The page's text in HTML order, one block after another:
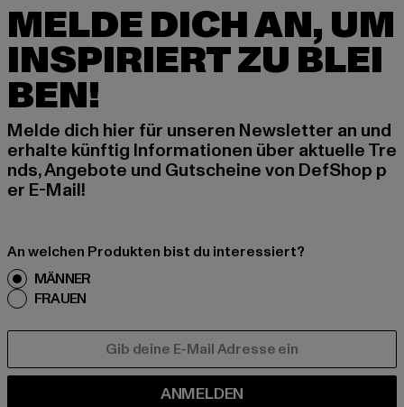
MELDE DICH AN, UM
INSPIRIERT ZU BLEI
BEN!
Melde dich hier für unseren Newsletter an und
erhalte künftig Informationen über aktuelle Tre
nds, Angebote und Gutscheine von DefShop p
er E-Mail!
An welchen Produkten bist du interessiert?
MÄNNER
FRAUEN
ANMELDEN